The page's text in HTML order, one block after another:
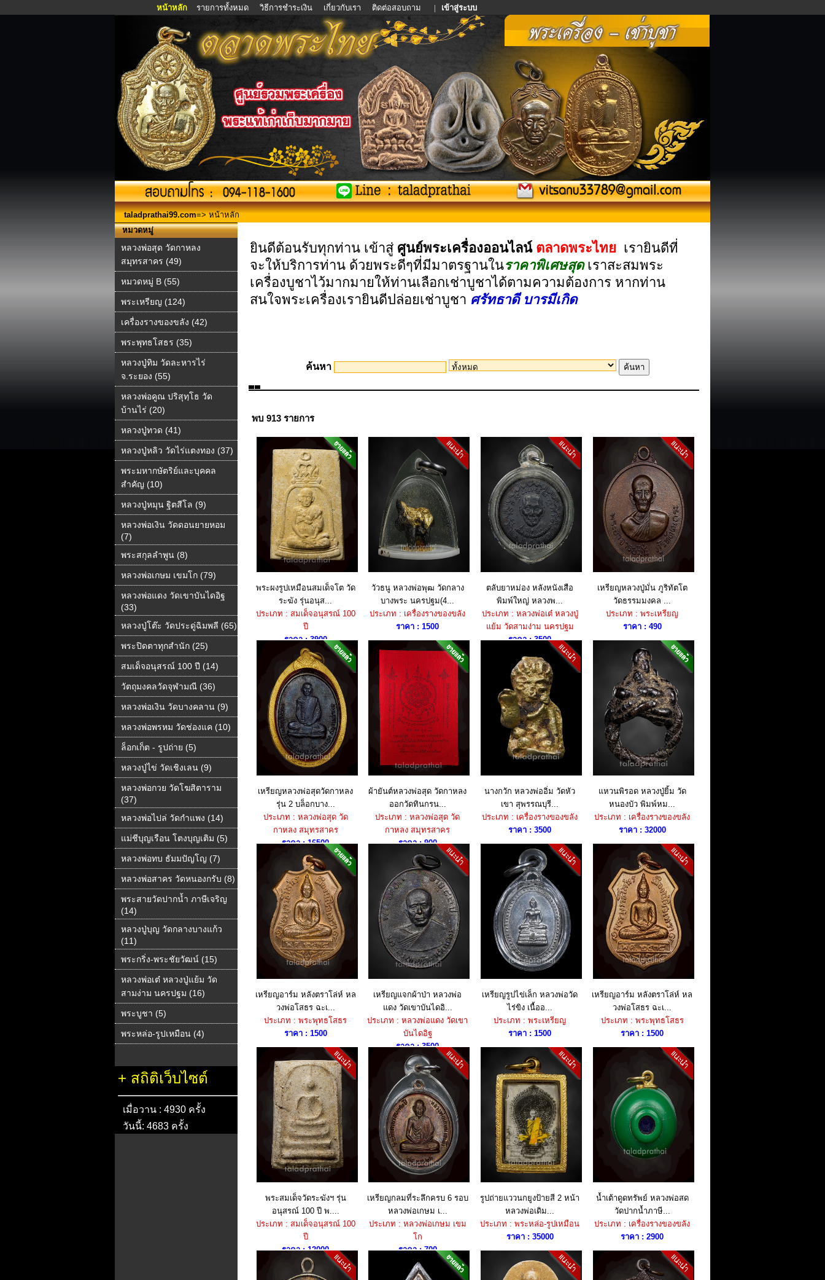
หน้าหลัก รายการทั้งหมด วิธีการชำระเงิน เกี่ยวกับเรา ติดต่อสอบถาม | เข้าสู่ระบบ
taladprathai99.com=> หน้าหลัก
หมวดหมู่
หลวงพ่อสุด วัดกาหลง
สมุทรสาคร (49)
หมวดหมู่ B (55)
พระเหรียญ (124)
เครื่องรางของขลัง (42)
พระพุทธโสธร (35)
หลวงปู่ทิม วัดละหารไร่
จ.ระยอง (55)
หลวงพ่อคูณ ปริสุทฺโธ วัด
บ้านไร่ (20)
หลวงปู่ทวด (41)
หลวงปู่หลิว วัดไร่แตงทอง (37)
พระมหากษัตริย์และบุคคล
สำคัญ (10)
หลวงปู่หมุน ฐิตสีโล (9)
หลวงพ่อเงิน วัดดอนยายหอม
(7)
พระสกุลลำพูน (8)
หลวงพ่อเกษม เขมโก (79)
หลวงพ่อแดง วัดเขาบันไดอิฐ
(33)
หลวงปู่โต๊ะ วัดประดู่ฉิมพลี (65)
พระปิดตาทุกสำนัก (25)
สมเด็จอนุสรณ์ 100 ปี (14)
วัตถุมงคลวัดจุฬามณี (36)
หลวงพ่อเงิน วัดบางคลาน (9)
หลวงพ่อพรหม วัดช่องแค (10)
ล็อกเก็ต - รูปถ่าย (5)
หลวงปู่ไข่ วัดเชิงเลน (9)
หลวงพ่อกวย วัดโฆสิตาราม
(37)
หลวงพ่อไปล่ วัดกําแพง (14)
แม่ชีบุญเรือน โตงบุญเติม (5)
หลวงพ่อทบ ธัมมปัญโญ (7)
หลวงพ่อสาคร วัดหนองกรับ (8)
พระสายวัดปากน้ำ ภาษีเจริญ
(14)
หลวงปู่บุญ วัดกลางบางแก้ว
(11)
พระกริ่ง-พระชัยวัฒน์ (15)
หลวงพ่อเต๋ หลวงปู่แย้ม วัด
สามง่าม นครปฐม (16)
พระบูชา (5)
พระหล่อ-รูปเหมือน (4)
+ สถิติเว็บไซต์
เมื่อวาน : 4930 ครั้ง
วันนี้: 4683 ครั้ง
ยินดีต้อนรับทุกท่าน เข้าสู่ ศูนย์พระเครื่องออนไลน์ ตลาดพระไทย เรายินดีที่
จะให้บริการท่าน ด้วยพระดีๆที่มีมาตรฐานในราคาพิเศษสุดเราสะสมพระ
เครื่องบูชาไว้มากมายให้ท่านเลือกเช่าบูชาได้ตามความต้องการ หากท่าน
สนใจพระเครื่องเรายินดีปล่อยเช่าบูชา ศรัทธาดี บารมีเกิด
ค้นหา
พบ 913 รายการ
พระผงรูปเหมือนสมเด็จโต วัด
ระฆัง รุ่นอนุส...
ประเภท : สมเด็จอนุสรณ์ 100
ปี
ราคา : 3900
วัวธนู หลวงพ่อพุฒ วัดกลาง
บางพระ นครปฐม(4...
ประเภท : เครื่องรางของขลัง
ราคา : 1500
ตลับยาหม่อง หลังหนังเสือ
พิมพ์ใหญ่ หลวงพ...
ประเภท : หลวงพ่อเต๋ หลวงปู่
แย้ม วัดสามง่าม นครปฐม
ราคา : 3500
เหรียญหลวงปู่มั่น ภูริทัตโต
วัดธรรมมงคล ...
ประเภท : พระเหรียญ
ราคา : 490
เหรียญหลวงพ่อสุดวัดกาหลง
รุ่น 2 บล็อกบาง...
ประเภท : หลวงพ่อสุด วัด
กาหลง สมุทรสาคร
ราคา : 16500
ผ้ายันต์หลวงพ่อสุด วัดกาหลง
ออกวัดทินกรน...
ประเภท : หลวงพ่อสุด วัด
กาหลง สมุทรสาคร
ราคา : 900
นางกวัก หลวงพ่ออิ่ม วัดหัว
เขา สุพรรณบุรี...
ประเภท : เครื่องรางของขลัง
ราคา : 3500
แหวนพิรอด หลวงปู่ยิ้ม วัด
หนองบัว พิมพ์หม...
ประเภท : เครื่องรางของขลัง
ราคา : 32000
เหรียญอาร์ม หลังตราโล่ห์ หล
วงพ่อโสธร ฉะเ...
ประเภท : พระพุทธโสธร
ราคา : 1500
เหรียญแจกผ้าป่า หลวงพ่อ
แดง วัดเขาบันไดอิ...
ประเภท : หลวงพ่อแดง วัดเขา
บันไดอิฐ
ราคา : 3500
เหรียญรูปไข่เล็ก หลวงพ่อวัด
ไร่ขิง เนื้ออ...
ประเภท : พระเหรียญ
ราคา : 1500
เหรียญอาร์ม หลังตราโล่ห์ หล
วงพ่อโสธร ฉะเ...
ประเภท : พระพุทธโสธร
ราคา : 1500
พระสมเด็จวัดระฆังฯ รุ่น
อนุสรณ์ 100 ปี พ....
ประเภท : สมเด็จอนุสรณ์ 100
ปี
ราคา : 12000
เหรียญกลมที่ระลึกครบ 6 รอบ
หลวงพ่อเกษม เ...
ประเภท : หลวงพ่อเกษม เขม
โก
ราคา : 700
รูปถ่ายแววนกยูงป้ายสี 2 หน้า
หลวงพ่อเดิม...
ประเภท : พระหล่อ-รูปเหมือน
ราคา : 35000
น้ำเต้าดูดทรัพย์ หลวงพ่อสด
วัดปากน้ำภาษี...
ประเภท : เครื่องรางของขลัง
ราคา : 2900